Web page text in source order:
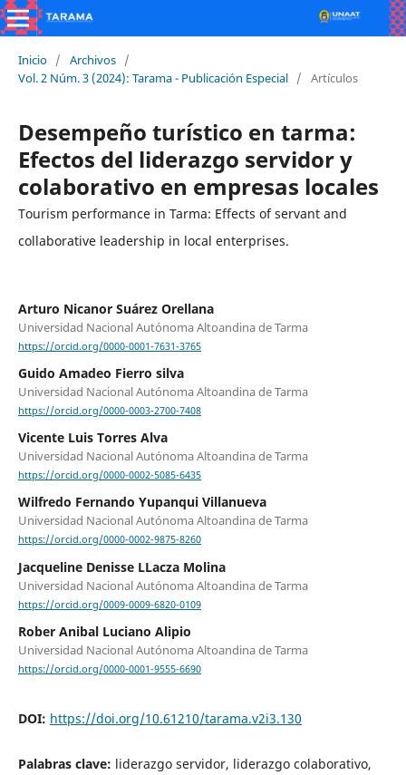
Inicio / Archivos /
Vol. 2 Núm. 3 (2024): Tarama - Publicación Especial / Artículos
Desempeño turístico en tarma:
Efectos del liderazgo servidor y
colaborativo en empresas locales
Tourism performance in Tarma: Effects of servant and
collaborative leadership in local enterprises.
Arturo Nicanor Suárez Orellana
Universidad Nacional Autónoma Altoandina de Tarma
https://orcid.org/0000-0001-7631-3765
Guido Amadeo Fierro silva
Universidad Nacional Autónoma Altoandina de Tarma
https://orcid.org/0000-0003-2700-7408
Vicente Luis Torres Alva
Universidad Nacional Autónoma Altoandina de Tarma
https://orcid.org/0000-0002-5085-6435
Wilfredo Fernando Yupanqui Villanueva
Universidad Nacional Autónoma Altoandina de Tarma
https://orcid.org/0000-0002-9875-8260
Jacqueline Denisse LLacza Molina
Universidad Nacional Autónoma Altoandina de Tarma
https://orcid.org/0009-0009-6820-0109
Rober Anibal Luciano Alipio
Universidad Nacional Autónoma Altoandina de Tarma
https://orcid.org/0000-0001-9555-6690
DOI: https://doi.org/10.61210/tarama.v2i3.130
Palabras clave: liderazgo servidor, liderazgo colaborativo,